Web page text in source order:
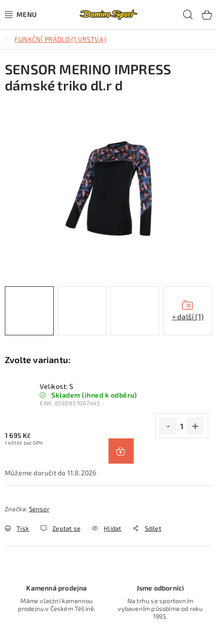
na
CYKLISTIKA
SJEZDOVÉ LYŽOVÁNÍ
SKIALPOVÉ LYŽOVÁNÍ
CYKLO Servis
FUNKČNÍ PRÁDLO (1.VRSTVA)
Velikost: S
Skladem (ihned k odběru)
EAN: 8592837067445
1 695 Kč
1 401 Kč bez DPH
11.8.2026
Značka: Sensor
Tisk Zeptat se Hlídat Sdílet
SENSOR MERINO IMPRESS
dámské triko dl.r d
+ další (1)
Kamenná prodejna
Máme vlastní kamennou
prodejnu v Českém Těšíně.
Jsme odborníci
Na trhu se sportovním
vybavením působíme od roku
1995.